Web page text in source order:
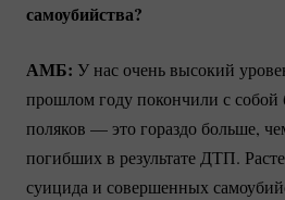
самоубийства?
АМБ: У нас очень высокий
прошлом году покончили с собой
поляков — это гораздо больше,
погибших в результате ДТП.
суицида и совершенных